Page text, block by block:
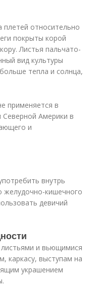
плетей относительно
покрыты корой
Листья пальчато-
вид культуры
тепла и солнца,
применяется в
Америки в
и
внутрь
желудочно-кишечного
девичий
и вьющимися
каркасу, выступам на
украшением